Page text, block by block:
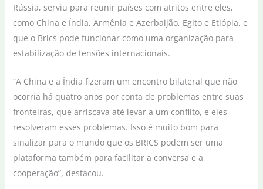
Rússia, serviu para reunir países com atritos entre eles,
como China e Índia, Armênia e Azerbaijão, Egito e Etiópia, e
que o Brics pode funcionar como uma organização para
estabilização de tensões internacionais.
“A China e a Índia fizeram um encontro bilateral que não
ocorria há quatro anos por conta de problemas entre suas
fronteiras, que arriscava até levar a um conflito, e eles
resolveram esses problemas. Isso é muito bom para
sinalizar para o mundo que os BRICS podem ser uma
plataforma também para facilitar a conversa e a
cooperação”, destacou.